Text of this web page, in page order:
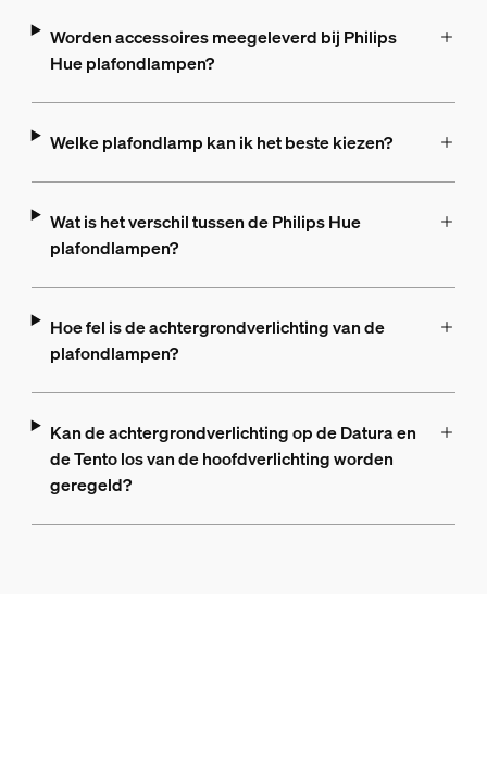
Worden accessoires meegeleverd bij Philips
Hue plafondlampen?
Welke plafondlamp kan ik het beste kiezen?
Wat is het verschil tussen de Philips Hue
plafondlampen?
Hoe fel is de achtergrondverlichting van de
plafondlampen?
Kan de achtergrondverlichting op de Datura en
de Tento los van de hoofdverlichting worden
geregeld?